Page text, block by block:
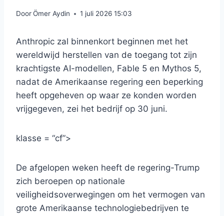
DoorÖmer Aydin 1 juli 2026 15:03
Anthropic zal binnenkort beginnen met het
wereldwijd herstellen van de toegang tot zijn
krachtigste AI-modellen, Fable 5 en Mythos 5,
nadat de Amerikaanse regering een beperking
heeft opgeheven op waar ze konden worden
vrijgegeven, zei het bedrijf op 30 juni.
klasse = “cf”>
De afgelopen weken heeft de regering-Trump
zich beroepen op nationale
veiligheidsoverwegingen om het vermogen van
grote Amerikaanse technologiebedrijven te